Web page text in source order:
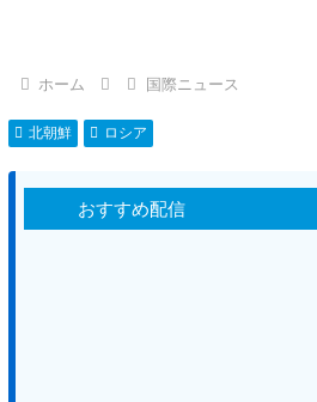
ホーム 国際ニュース
北朝鮮 ロシア
おすすめ配信